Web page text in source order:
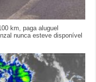
km, paga aluguel
nunca esteve disponível